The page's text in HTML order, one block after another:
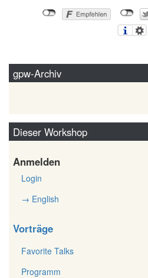
gpw-Archiv
Dieser Workshop
Anmelden
Login
→ English
Vorträge
Favorite Talks
Programm